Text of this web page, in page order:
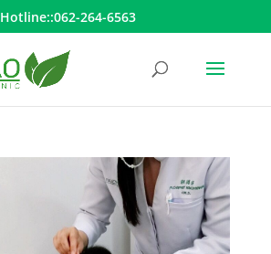
Hotline::062-264-6563